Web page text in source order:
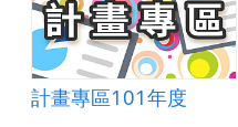
計畫專區101年度